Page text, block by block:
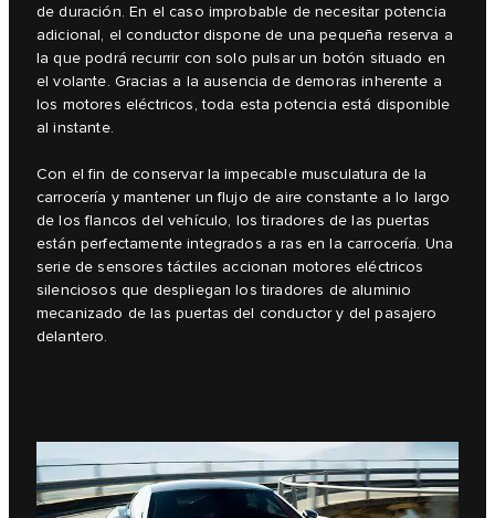
de duración. En el caso improbable de necesitar potencia
adicional, el conductor dispone de una pequeña reserva a
la que podrá recurrir con solo pulsar un botón situado en
el volante. Gracias a la ausencia de demoras inherente a
los motores eléctricos, toda esta potencia está disponible
al instante.
Con el fin de conservar la impecable musculatura de la
carrocería y mantener un flujo de aire constante a lo largo
de los flancos del vehículo, los tiradores de las puertas
están perfectamente integrados a ras en la carrocería. Una
serie de sensores táctiles accionan motores eléctricos
silenciosos que despliegan los tiradores de aluminio
mecanizado de las puertas del conductor y del pasajero
delantero.